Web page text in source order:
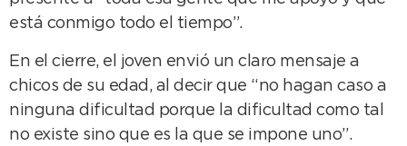
está conmigo todo el tiempo”.
En el cierre, el joven envió un claro mensaje a
chicos de su edad, al decir que “no hagan caso a
ninguna dificultad porque la dificultad como tal
no existe sino que es la que se impone uno”.